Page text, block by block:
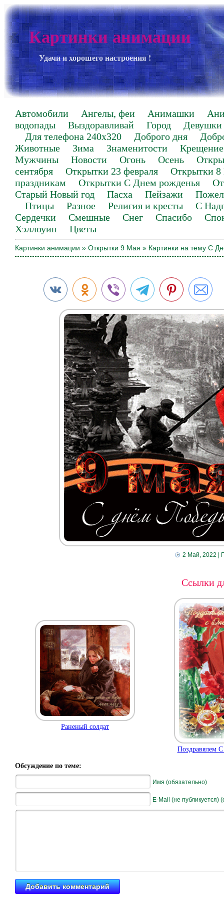
Картинки анимации
Удачи и хорошего настроения !
Автомобили Ангелы, феи Анимашки
водопады
Выздоравливай Город
Девушки
Для телефона 240х320
Доброго дня
Животные
Зима Знаменитости
Крещение
Мужчины
Новости Огонь Осень
сентября
Открытки 23 февраля
Открытки 8
праздникам
Открытки С Днем рожденья
Старый Новый год
Пасха Пейзажи
Птицы
Разное Религия и кресты
С
Сердечки
Смешные Снег Спасибо
Хэллоуин
Цветы
Картинки анимации » Открытки 9 Мая » Картинки на тему С
2 Май, 2022 |
Ссылки
Раненый солдат
Поздравялем
Обсуждение по теме:
Имя (обязательно)
E-Mail (не публикуется)